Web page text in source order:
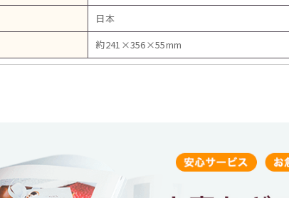
日本
約241×356×55mm